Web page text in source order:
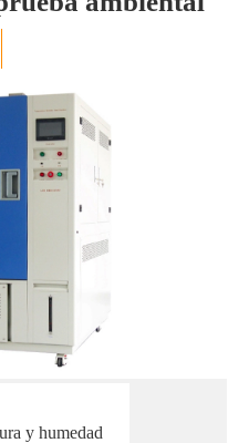
y humedad